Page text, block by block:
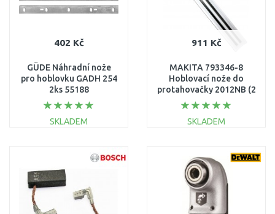
402 Kč
GÜDE Náhradní nože
pro hoblovku GADH 254
2ks 55188
SKLADEM
Porovnat
911 Kč
MAKITA 793346-8
Hoblovací nože do
protahovačky 2012NB (2
ks)
SKLADEM
Porovnat